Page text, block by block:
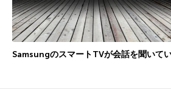
SamsungのスマートTVが会話を聞いて